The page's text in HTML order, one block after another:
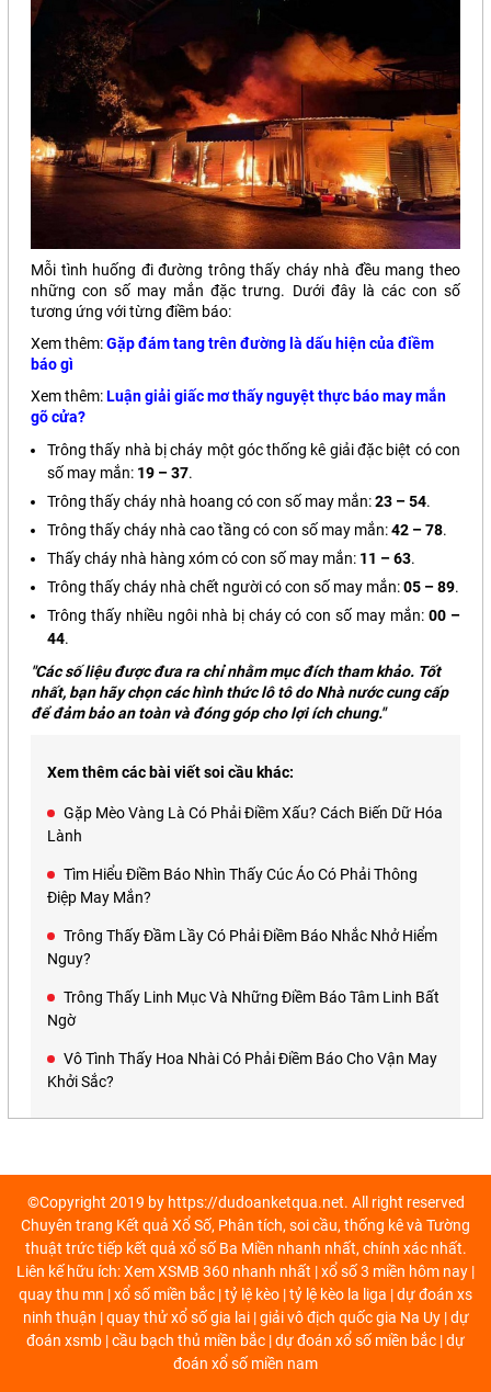
Mỗi tình huống đi đường trông thấy cháy nhà đều mang theo
những con số may mắn đặc trưng. Dưới đây là các con số
tương ứng với từng điềm báo:
Xem thêm:Gặp đám tang trên đường là dấu hiện của điềm
báo gì
Xem thêm:Luận giải giấc mơ thấy nguyệt thực báo may mắn
gõ cửa?
Trông thấy nhà bị cháy một gócthống kê giải đặc biệt có con
số may mắn: 19 – 37.
Trông thấy cháy nhà hoang có con số may mắn:23 – 54.
Trông thấy cháy nhà cao tầng có con số may mắn:42 – 78.
Thấy cháy nhà hàng xóm có con số may mắn: 11 – 63.
Trông thấy cháy nhà chết người có con số may mắn:05 – 89.
Trông thấy nhiều ngôi nhà bị cháy có con số may mắn:00 –
44.
"Các số liệu được đưa ra chỉ nhằm mục đích tham khảo. Tốt
nhất, bạn hãy chọn các hình thức lô tô do Nhà nước cung cấp
để đảm bảo an toàn và đóng góp cho lợi ích chung."
Xem thêm các bài viết soi cầu khác:
Gặp Mèo Vàng Là Có Phải Điềm Xấu? Cách Biến Dữ Hóa
Lành
Tìm Hiểu Điềm Báo Nhìn Thấy Cúc Áo Có Phải Thông
Điệp May Mắn?
Trông Thấy Đầm Lầy Có Phải Điềm Báo Nhắc Nhở Hiểm
Nguy?
Trông Thấy Linh Mục Và Những Điềm Báo Tâm Linh Bất
Ngờ
Vô Tình Thấy Hoa Nhài Có Phải Điềm Báo Cho Vận May
Khởi Sắc?
©Copyright 2019 by https://dudoanketqua.net. All right reserved
Chuyên trang Kết quả Xổ Số, Phân tích, soi cầu, thống kê và Tường
thuật trức tiếp kết quả xổ số Ba Miền nhanh nhất, chính xác nhất.
Liên kế hữu ích: XemXSMB 360 nhanh nhất |xổ số 3 miền hôm nay |
quay thu mn |xổ số miền bắc |tỷ lệ kèo |tỷ lệ kèo la liga |dự đoán xs
ninh thuận |quay thử xổ số gia lai|giải vô địch quốc gia Na Uy|dự
đoán xsmb |cầu bạch thủ miền bắc |dự đoán xổ số miền bắc |dự
đoán xổ số miền nam